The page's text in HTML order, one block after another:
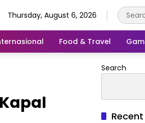
Thursday, August 6, 2026
Food & Travel
Search